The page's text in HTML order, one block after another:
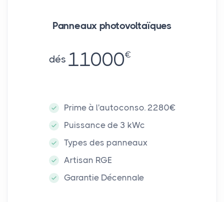
Panneaux photovoltaïques
dés 11000€
Prime à l'autoconso. 2280€
Puissance de 3 kWc
Types des panneaux
Artisan RGE
Garantie Décennale